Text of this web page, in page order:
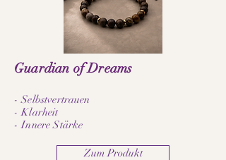
Guardian of Dreams
- Selbstvertrauen
- Klarheit
- Innere Stärke
Zum Produkt